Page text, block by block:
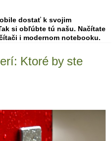
dostať k svojim
si obľúbte tú našu. Načítate
i modernom notebooku.
Ktoré by ste